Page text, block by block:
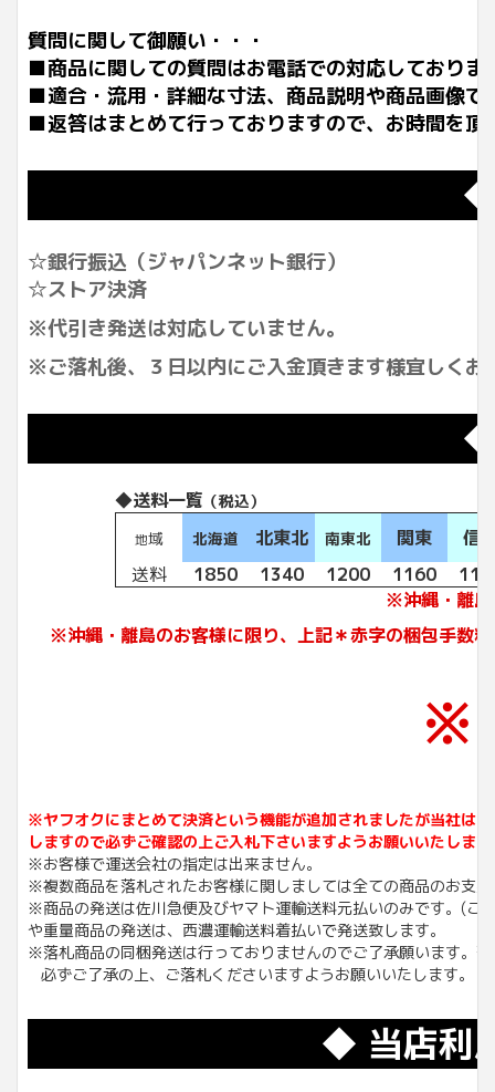
質問に関して御願い・・・
■商品に関しての質問はお電話での対応しており
■適合・流用・詳細な寸法、商品説明や商品画像
■返答はまとめて行っておりますので、お時間を頂
☆銀行振込（ジャパンネット銀行）
☆ストア決済
※代引き発送は対応していません。
※ご落札後、３日以内にご入金頂きます様宜しくお
◆送料一覧 （税込）
地域 北海道 北東北 南東北 関東
信
送料
1850 1340 1200 1160
※沖縄・離島
※沖縄・離島のお客様に限り、上記＊赤字の梱包手数
※
※ヤフオクにまとめて決済という機能が追加されましたが当社は
しますので必ずご確認の上ご入札下さいますようお願いいたしま
※お客様で運送会社の指定は出来ません。
※複数商品を落札されたお客様に関しましては全ての商品のお支
※商品の発送は佐川急便及びヤマト運輸送料元払いのみです。(こ
や重量商品の発送は、西濃運輸送料着払いで発送致します。
※落札商品の同梱発送は行っておりませんのでご了承願います。
必ずご了承の上、ご落札くださいますようお願いいたします。
◆ 当店利